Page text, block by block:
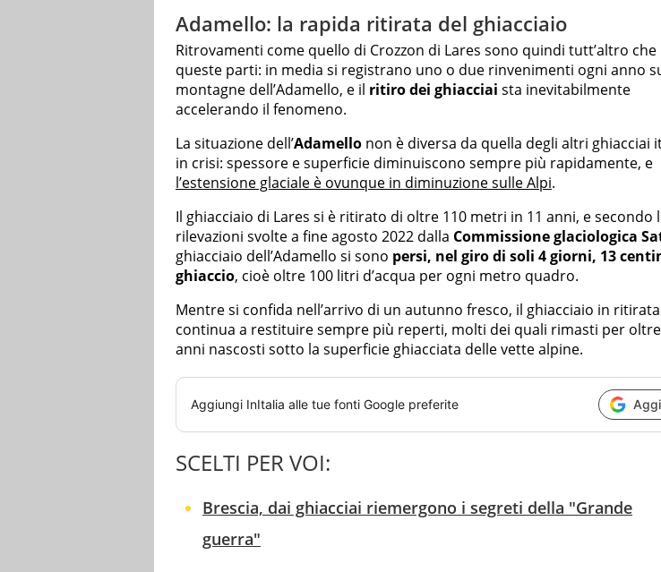
Adamello: la rapida ritirata del ghiacciaio
Ritrovamenti come quello di Crozzon di Lares sono quindi tutt’altro che
queste parti: in media si registrano uno o due rinvenimenti ogni anno
montagne dell’Adamello, e il ritiro dei ghiacciai sta inevitabilmente
accelerando il fenomeno.
La situazione dell’Adamello non è diversa da quella degli altri ghiacciai
in crisi: spessore e superficie diminuiscono sempre più rapidamente, e
l’estensione glaciale è ovunque in diminuzione sulle Alpi.
Il ghiacciaio di Lares si è ritirato di oltre 110 metri in 11 anni, e secondo
rilevazioni svolte a fine agosto 2022 dalla Commissione glaciologica
ghiacciaio dell’Adamello si sono persi, nel giro di soli 4 giorni, 13
ghiaccio, cioè oltre 100 litri d’acqua per ogni metro quadro.
Mentre si confida nell’arrivo di un autunno fresco, il ghiacciaio in ritirata
continua a restituire sempre più reperti, molti dei quali rimasti per
anni nascosti sotto la superficie ghiacciata delle vette alpine.
Aggiungi InItalia alle tue fonti Google preferite
SCELTI PER VOI:
Brescia, dai ghiacciai riemergono i segreti della "Grande
guerra"